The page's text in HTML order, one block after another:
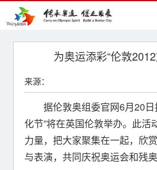
首页
新闻中心
活动专题
奥运百科
为奥运添彩“伦敦
来源：
据伦敦奥组委官网6月20
化节”将在英国伦敦举办。此活
力量，把大家聚集在一起，欣
与表演，共同庆祝奥运会和残奥